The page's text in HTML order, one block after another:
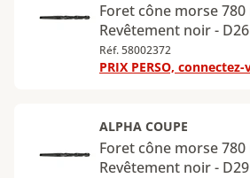
Foret cône morse
Revêtement noir - D26
Réf. 58002372
PRIX PERSO,
ALPHA COUPE
Foret cône morse
Revêtement noir - D29